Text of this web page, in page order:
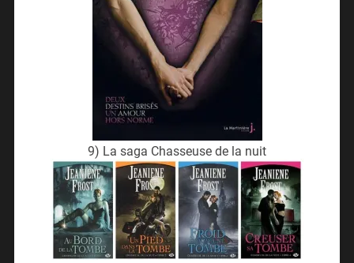
9) La saga Chasseuse de la nuit